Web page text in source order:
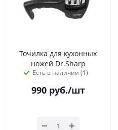
Точилка для кухонных
ножей Dr.Sharp
Есть в наличии (1)
990руб./шт